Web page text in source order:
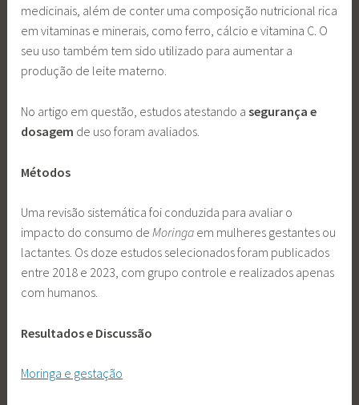
medicinais, além de conter uma composição nutricional rica
em vitaminas e minerais, como ferro, cálcio e vitamina C. O
seu uso também tem sido utilizado para aumentar a
produção de leite materno.
No artigo em questão, estudos atestando asegurança e
dosagem de uso foram avaliados.
Métodos
Uma revisão sistemática foi conduzida para avaliar o
impacto do consumo deMoringa em mulheres gestantes ou
lactantes. Os doze estudos selecionados foram publicados
entre 2018 e 2023, com grupo controle e realizados apenas
com humanos.
Resultados e Discussão
Moringa e gestação